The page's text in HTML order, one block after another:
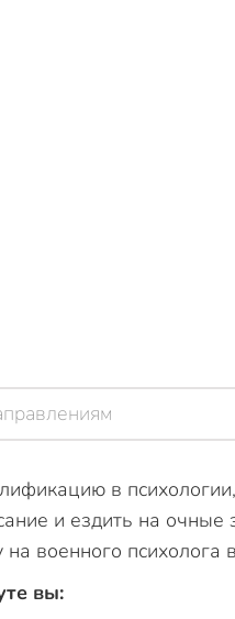
в
и ездить на
военного психолога
вы: